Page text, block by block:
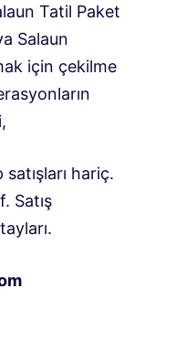
Tatil Paket
Salaun
için çekilme
hariç.
Satış